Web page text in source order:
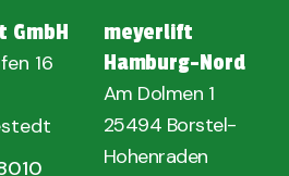
16
meyerlift
Hamburg-Nord
Am Dolmen 1
25494 Borstel-
Hohenraden